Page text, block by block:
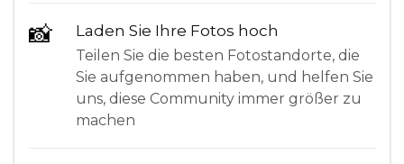
📸 Laden Sie Ihre Fotos hoch
Teilen Sie die besten Fotostandorte, die
Sie aufgenommen haben, und helfen Sie
uns, diese Community immer größer zu
machen